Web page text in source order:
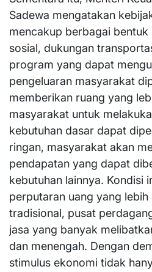
Sadewa mengatakan
mencakup berbagai bentuk
sosial, dukungan
program yang dapat
pengeluaran masyarakat
memberikan ruang yang
masyarakat untuk
kebutuhan dasar dapat
ringan, masyarakat akan
pendapatan yang dapat
kebutuhan lainnya. Kondisi
perputaran uang yang
tradisional, pusat
jasa yang banyak
dan menengah. Dengan
stimulus ekonomi tidak